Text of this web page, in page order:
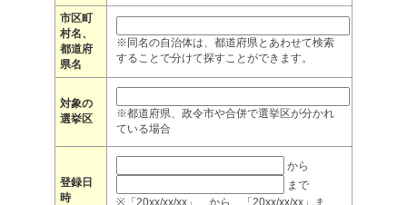
市区町
村名、
都道府
県名
※同名の自治体は、都道府県とあわせて検索
することで分けて探すことができます。
対象の
選挙区
※都道府県、政令市や合併で選挙区が分かれ
ている場合
登録日
時
から
まで
※「20xx/xx/xx」 から 「20xx/xx/xx」ま